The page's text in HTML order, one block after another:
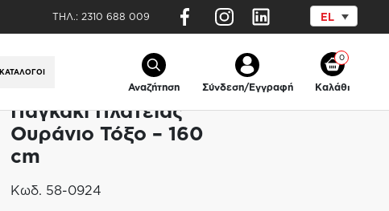
ΤΗΛ.: 2310 688 009 EL
ΚΑΤΆΛΟΓΟΙ
Αναζήτηση Σύνδεση/Εγγραφή
0
Καλάθι
Παγκάκι Πλατείας
Ουράνιο Τόξο – 160
cm
Κωδ. 58-0924